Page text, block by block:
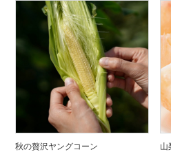
秋の贅沢ヤングコーン 山